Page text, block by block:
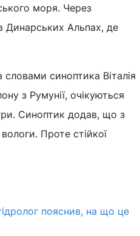
моря. Через
Динарських Альпах, де
синоптика Віталія
з Румунії, очікуються
Синоптик додав, що з
Проте стійкої
пояснив, на що це